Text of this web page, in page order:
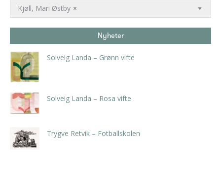
×
Kjøll, Mari Østby
Nyheter
Solveig Landa – Grønn vifte
Solveig Landa – Rosa vifte
Trygve Retvik – Fotballskolen